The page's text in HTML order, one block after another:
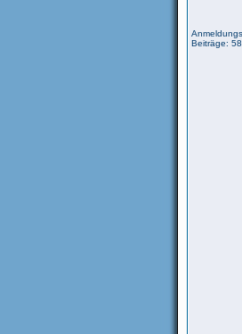
Beiträge: